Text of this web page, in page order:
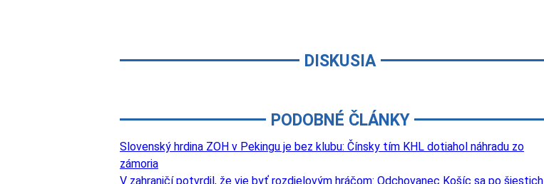
DISKUSIA
PODOBNÉ ČLÁNKY
Slovenský hrdina ZOH v Pekingu je bez klubu: Čínsky tím KHL dotiahol náhradu zo
zámoria
V zahraničí potvrdil, že vie byť rozdielovým hráčom: Odchovanec Košíc sa po šiestich